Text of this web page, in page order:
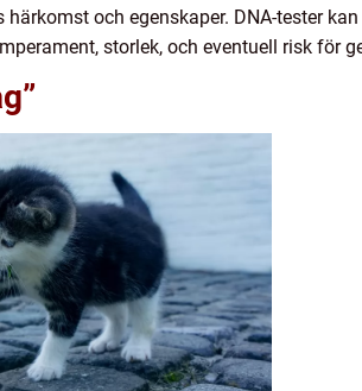
och egenskaper. DNA-tester
storlek, och eventuell risk för